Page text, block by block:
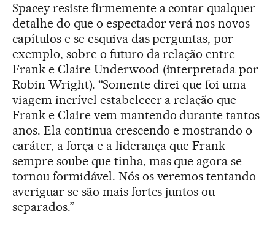
Spacey resiste firmemente a contar qualquer
detalhe do que o espectador verá nos novos
capítulos e se esquiva das perguntas, por
exemplo, sobre o futuro da relação entre
Frank e Claire Underwood (interpretada por
Robin Wright). “Somente direi que foi uma
viagem incrível estabelecer a relação que
Frank e Claire vem mantendo durante tantos
anos. Ela continua crescendo e mostrando o
caráter, a força e a liderança que Frank
sempre soube que tinha, mas que agora se
tornou formidável. Nós os veremos tentando
averiguar se são mais fortes juntos ou
separados.”